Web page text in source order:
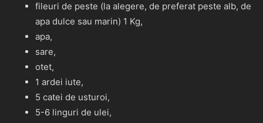
fileuri de peste (la alegere, de preferat peste alb, de
apa dulce sau marin) 1 Kg,
apa,
sare,
otet,
1 ardei iute,
5 catei de usturoi,
5-6 linguri de ulei,